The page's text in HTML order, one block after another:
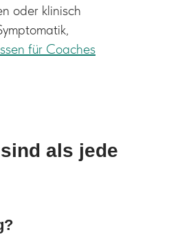
oder klinisch
für Coaches
als jede